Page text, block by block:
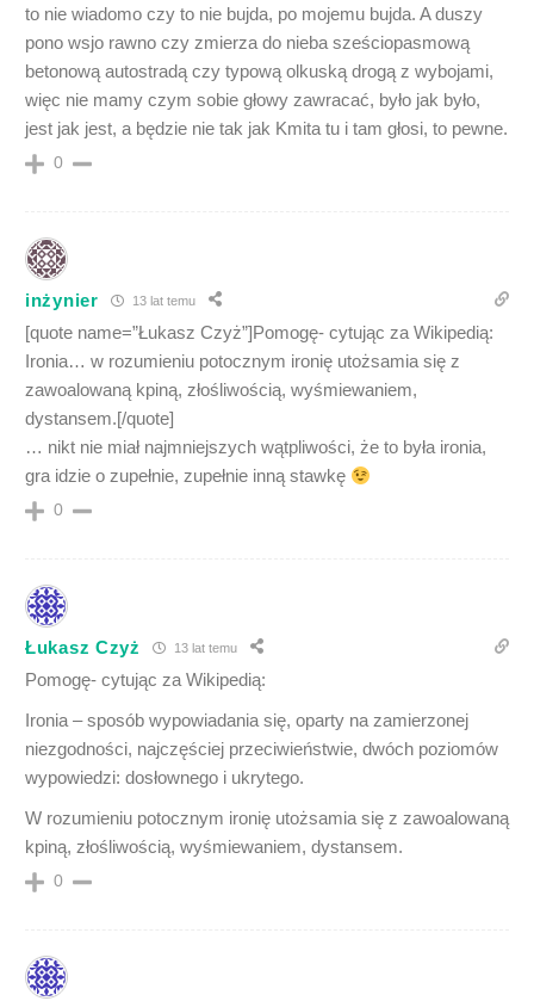
to nie wiadomo czy to nie bujda, po mojemu bujda. A duszy
pono wsjo rawno czy zmierza do nieba sześciopasmową
betonową autostradą czy typową olkuską drogą z wybojami,
więc nie mamy czym sobie głowy zawracać, było jak było,
jest jak jest, a będzie nie tak jak Kmita tu i tam głosi, to pewne.
0
inżynier 13 lat temu
[quote name=”Łukasz Czyż”]Pomogę- cytując za Wikipedią:
Ironia… w rozumieniu potocznym ironię utożsamia się z
zawoalowaną kpiną, złośliwością, wyśmiewaniem,
dystansem.[/quote]
… nikt nie miał najmniejszych wątpliwości, że to była ironia,
gra idzie o zupełnie, zupełnie inną stawkę
0
Łukasz Czyż 13 lat temu
Pomogę- cytując za Wikipedią:
Ironia – sposób wypowiadania się, oparty na zamierzonej
niezgodności, najczęściej przeciwieństwie, dwóch poziomów
wypowiedzi: dosłownego i ukrytego.
W rozumieniu potocznym ironię utożsamia się z zawoalowaną
kpiną, złośliwością, wyśmiewaniem, dystansem.
0